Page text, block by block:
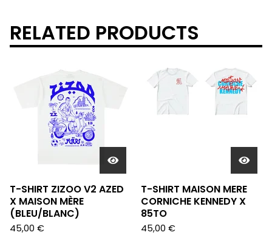
RELATED PRODUCTS
T-SHIRT ZIZOO V2 AZED
X MAISON MÈRE
(BLEU/BLANC)
45,00 €
T-SHIRT MAISON MERE
CORNICHE KENNEDY X
85TO
45,00 €